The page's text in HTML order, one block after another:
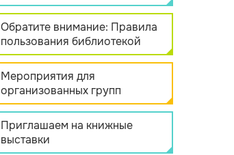
Обратите внимание: Правила
пользования библиотекой
Мероприятия для
организованных групп
Приглашаем на книжные
выставки